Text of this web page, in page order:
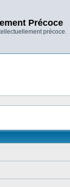
Précoce
précoce.